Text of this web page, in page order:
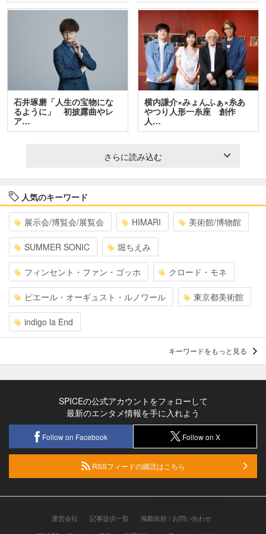
石井琢磨「人生の宝物にな
るように」 初披露曲やレ
ア…
横内謙介×みょんふぁ×糸あ
やつり人形一糸座 創作
人…
さらに読み込む
人気のキーワード
展示会/博覧会/展覧会 HIMARI 美術館/博物館
SUMMER SONIC 堀ちえみ
フィンセント・ファン・ゴッホ クロード・モネ
ピエール・オーギュスト・ルノワール 東京都美術館
indigo la End
キーワードをもっと見る
SPICEの公式アカウントをフォローして
最新のエンタメ情報を手に入れよう
Follow on Facebook Follow on X
RSSフィードの購読はこちら
運営会社 記事提供一覧
掲載依頼 / お問い合わせ